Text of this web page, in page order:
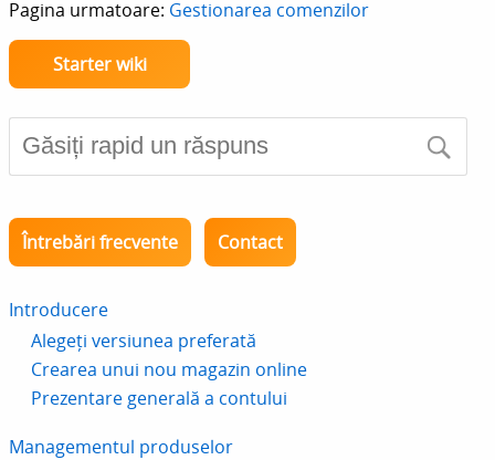
Pagina urmatoare: Gestionarea comenzilor
Starter wiki
Întrebări frecvente Contact
Introducere
Alegeți versiunea preferată
Crearea unui nou magazin online
Prezentare generală a contului
Managementul produselor